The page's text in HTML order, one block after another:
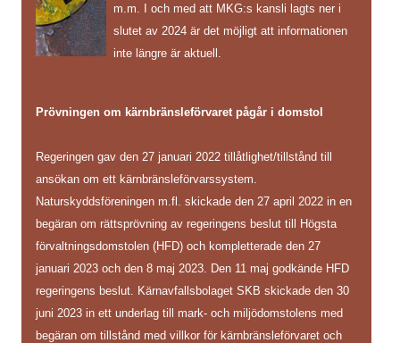
m.m. I och med att MKG:s kansli lagts ner i
slutet av 2024 är det möjligt att informationen
inte längre är aktuell.
Prövningen om kärnbränsleförvaret pågår i domstol
Regeringen gav den 27 januari 2022 tillåtlighet/tillstånd till
ansökan om ett kärnbränsleförvarssystem.
Naturskyddsföreningen m.fl. skickade den 27 april 2022 in en
begäran om rättsprövning av regeringens beslut till Högsta
förvaltningsdomstolen (HFD) och kompletterade den 27
januari 2023 och den 8 maj 2023. Den 11 maj godkände HFD
regeringens beslut. Kärnavfallsbolaget SKB skickade den 30
juni 2023 in ett underlag till mark- och miljödomstolens med
begäran om tillstånd med villkor för kärnbränsleförvaret och